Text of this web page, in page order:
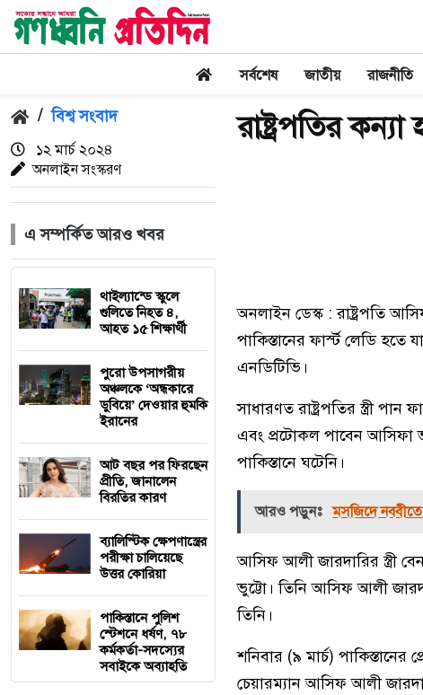
সর্বশেষ জাতীয় রাজনীতি
/ বিশ্ব সংবাদ
১২ মার্চ ২০২৪
অনলাইন সংস্করণ
এ সম্পর্কিত আরও খবর
থাইল্যান্ডে স্কুলে
গুলিতে নিহত ৪,
আহত ১৫ শিক্ষার্থী
পুরো উপসাগরীয়
অঞ্চলকে ‘অন্ধকারে
ডুবিয়ে’ দেওয়ার হুমকি
ইরানের
আট বছর পর ফিরছেন
প্রীতি, জানালেন
বিরতির কারণ
ব্যালিস্টিক ক্ষেপণাস্ত্রের
পরীক্ষা চালিয়েছে
উত্তর কোরিয়া
পাকিস্তানে পুলিশ
স্টেশনে ধর্ষণ, ৭৮
কর্মকর্তা-সদস্যের
সবাইকে অব্যাহতি
রাষ্ট্রপতির কন্যা
অনলাইন ডেস্ক : রাষ্ট্রপতি
পাকিস্তানের ফার্স্ট লেডি
এনডিটিভি।
সাধারণত রাষ্ট্রপতির স্ত্রী
এবং প্রটোকল পাবেন আসিফা
পাকিস্তানে ঘটেনি।
আরও পড়ুনঃ মসজিদে
আসিফ আলী জারদারির স্ত্রী
ভুট্টো। তিনি আসিফ আলী
তিনি।
শনিবার (৯ মার্চ) পাকিস্তানের
চেয়ারম্যান আসিফ আলী